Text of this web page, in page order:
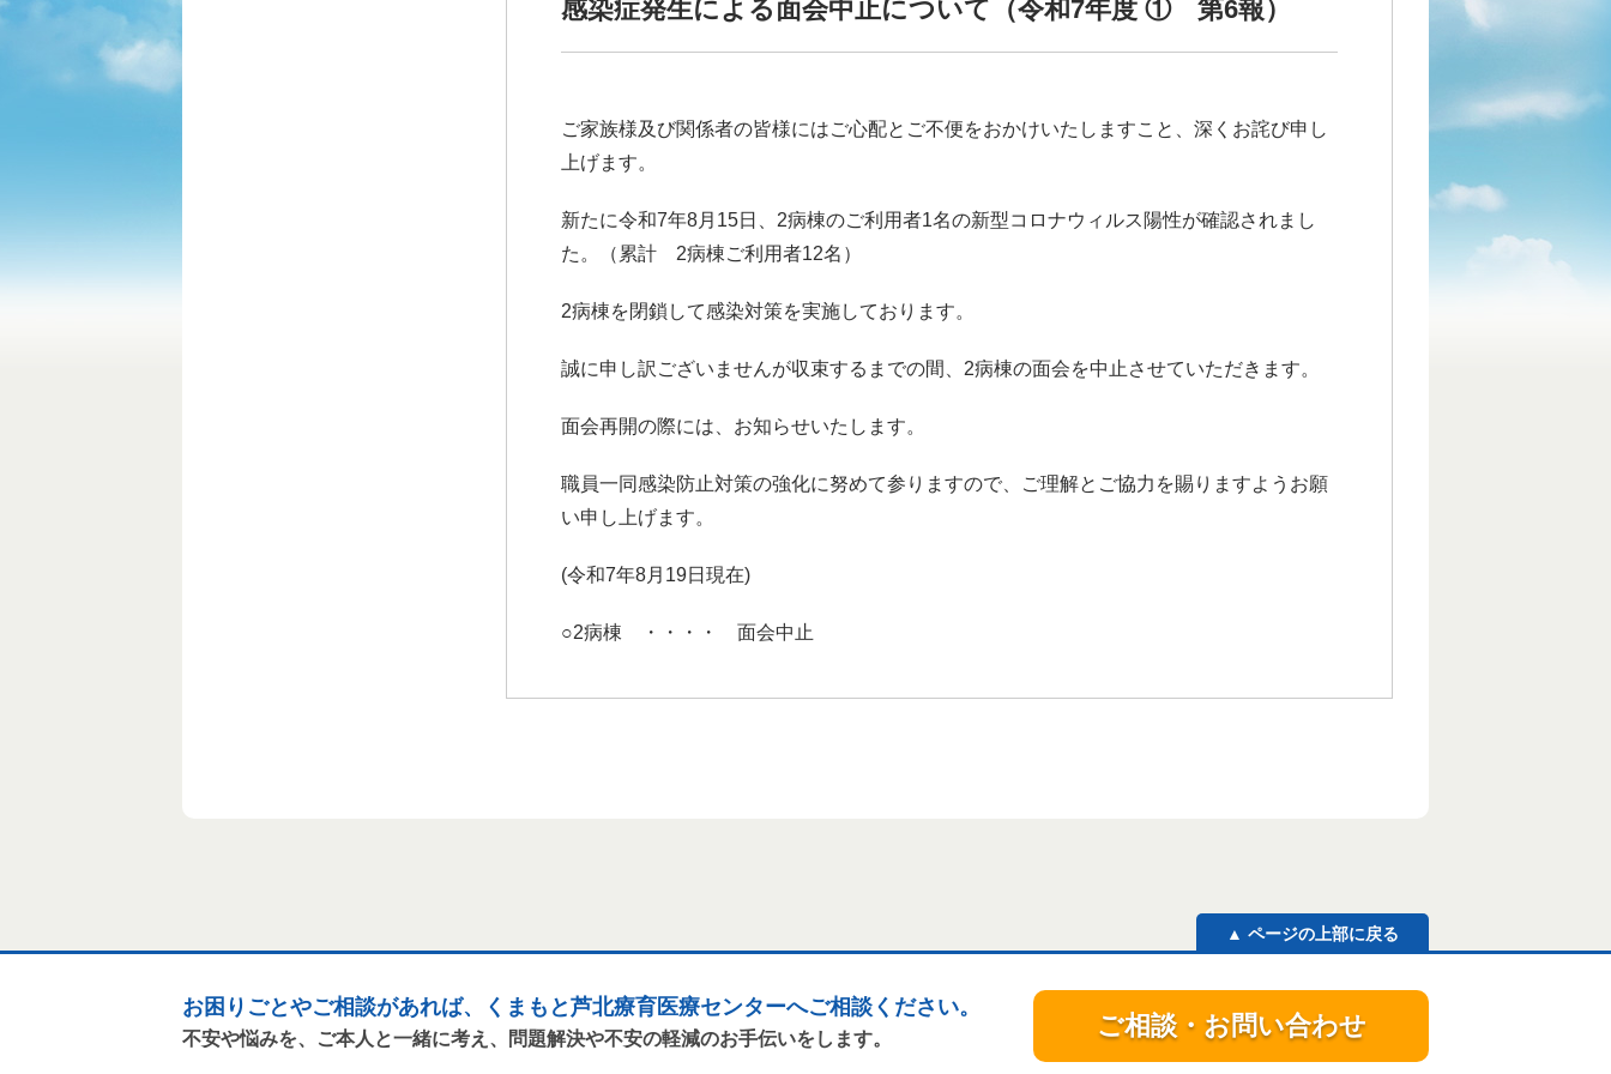
感染症発生による面会中止について（令和7年度 ① 第6報）
ご家族様及び関係者の皆様にはご心配とご不便をおかけいたしますこと、深くお詫び申し
上げます。
新たに令和7年8月15日、2病棟のご利用者1名の新型コロナウィルス陽性が確認されまし
た。（累計 2病棟ご利用者12名）
2病棟を閉鎖して感染対策を実施しております。
誠に申し訳ございませんが収束するまでの間、2病棟の面会を中止させていただきます。
面会再開の際には、お知らせいたします。
職員一同感染防止対策の強化に努めて参りますので、ご理解とご協力を賜りますようお願
い申し上げます。
(令和7年8月19日現在)
○2病棟 ・・・・ 面会中止
▲ ページの上部に戻る
ご相談・お問い合わせ
お困りごとやご相談があれば、くまもと芦北療育医療センターへご相談ください。
不安や悩みを、ご本人と一緒に考え、問題解決や不安の軽減のお手伝いをします。